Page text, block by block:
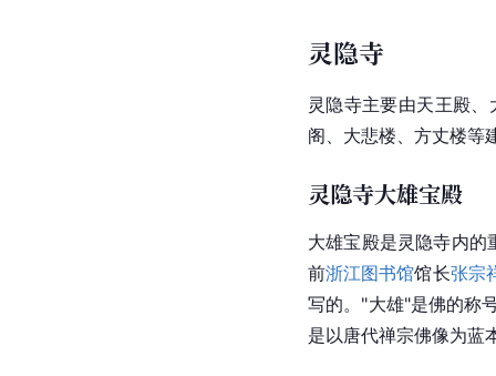
灵隐寺
灵隐寺主要由天王殿、
阁、大悲楼、方丈楼等
灵隐寺大雄宝殿
大雄宝殿是灵隐寺内
前浙江图书馆馆长张宗
写的。"大雄"是佛的称
是以唐代禅宗佛像为蓝